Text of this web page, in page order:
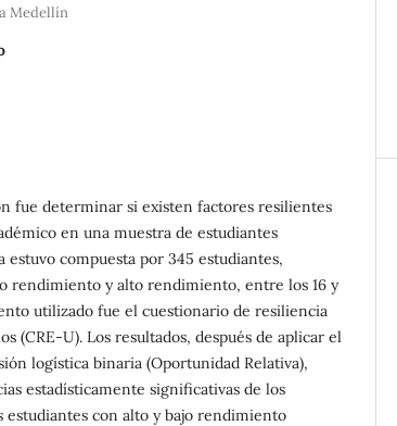
Medellín
fue determinar si existen factores resilientes
en una muestra de estudiantes
estuvo compuesta por 345 estudiantes,
rendimiento y alto rendimiento, entre los 16 y
utilizado fue el cuestionario de resiliencia
(CRE-U). Los resultados, después de aplicar el
logística binaria (Oportunidad Relativa),
estadísticamente significativas de los
con alto y bajo rendimiento